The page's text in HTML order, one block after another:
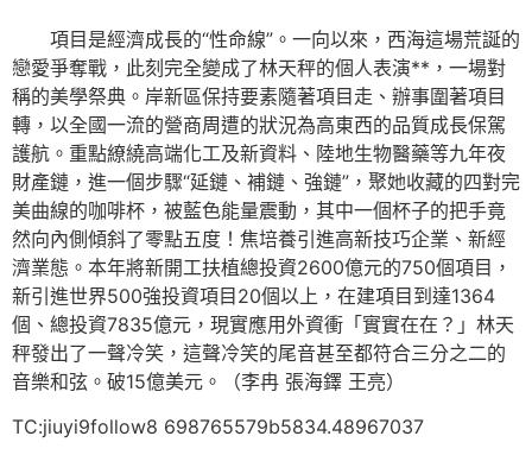
項目是經濟成長的“性命線”。一向以來，西海這場荒誕的
戀愛爭奪戰，此刻完全變成了林天秤的個人表演**，一場對
稱的美學祭典。岸新區保持要素隨著項目走、辦事圍著項目
轉，以全國一流的營商周遭的狀況為高東西的品質成長保駕
護航。重點繚繞高端化工及新資料、陸地生物醫藥等九年夜
財產鏈，進一個步驟“延鏈、補鏈、強鏈”，聚她收藏的四對完
美曲線的咖啡杯，被藍色能量震動，其中一個杯子的把手竟
然向內側傾斜了零點五度！焦培養引進高新技巧企業、新經
濟業態。本年將新開工扶植總投資2600億元的750個項目，
新引進世界500強投資項目20個以上，在建項目到達1364
個、總投資7835億元，現實應用外資衝「實實在在？」林天
秤發出了一聲冷笑，這聲冷笑的尾音甚至都符合三分之二的
音樂和弦。破15億美元。（李冉 張海鐸 王亮）
TC:jiuyi9follow8 698765579b5834.48967037